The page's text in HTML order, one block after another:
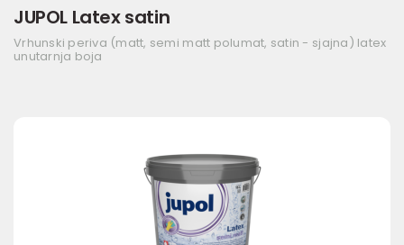
JUPOL Latex satin
Vrhunski periva (matt, semi matt polumat, satin - sjajna) latex
unutarnja boja